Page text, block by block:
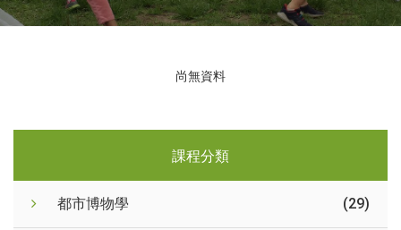
尚無資料
課程分類
都市博物學 (29)